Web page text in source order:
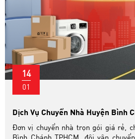
14
01
Dịch Vụ Chuyển Nhà Huyện Bình
Đơn vị chuyển nhà trọn gói giá rẻ,
Bình Chánh TPHCM, đội vận